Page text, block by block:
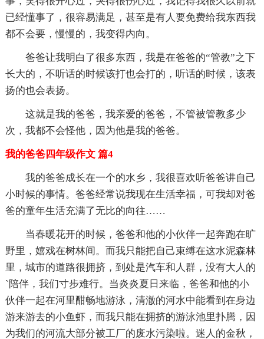
已经懂事了，很容易满足，甚至是有人要免费给我东西我
都不会要，慢慢的，我变得内向。
爸爸让我明白了很多东西，我是在爸爸的“管教”之下
长大的，不听话的时候该打也会打的，听话的时候，该表
扬的也会表扬。
这就是我的爸爸，我亲爱的爸爸，不管被管教多少
次，我都不会怪他，因为他是我的爸爸。
我的爸爸四年级作文 篇4
我的爸爸成长在一个的水乡，我很喜欢听爸爸讲自己
小时候的事情。爸爸经常说我现在生活幸福，可我却对爸
爸的童年生活充满了无比的向往……
当春暖花开的时候，爸爸和他的小伙伴一起奔跑在旷
野里，嬉戏在树林间。而我只能把自己束缚在这水泥森林
里，城市的道路很拥挤，到处是汽车和人群，没有大人的
`陪伴，我们寸步难行。当炎炎夏日来临，爸爸和他的小
伙伴一起在河里酣畅地游泳，清澈的河水中能看到在身边
游来游去的小鱼虾，而我只能在拥挤的游泳池里扑腾，因
为我们的河流大部分被工厂的废水污染啦。迷人的金秋，